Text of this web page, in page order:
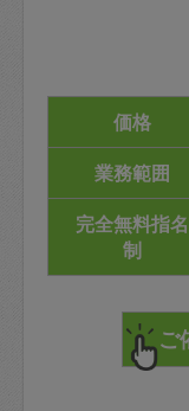
価格
業務範囲
完全無料指名
制